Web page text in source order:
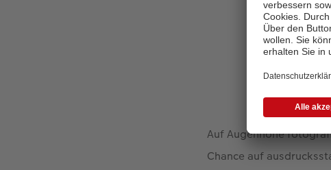
Auf Augenhöhe
Chance auf